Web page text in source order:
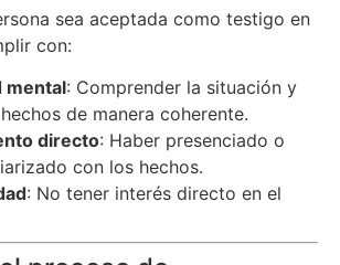
sea aceptada como testigo en
con:
mental: Comprender la situación y
de manera coherente.
directo: Haber presenciado o
con los hechos.
: No tener interés directo en el